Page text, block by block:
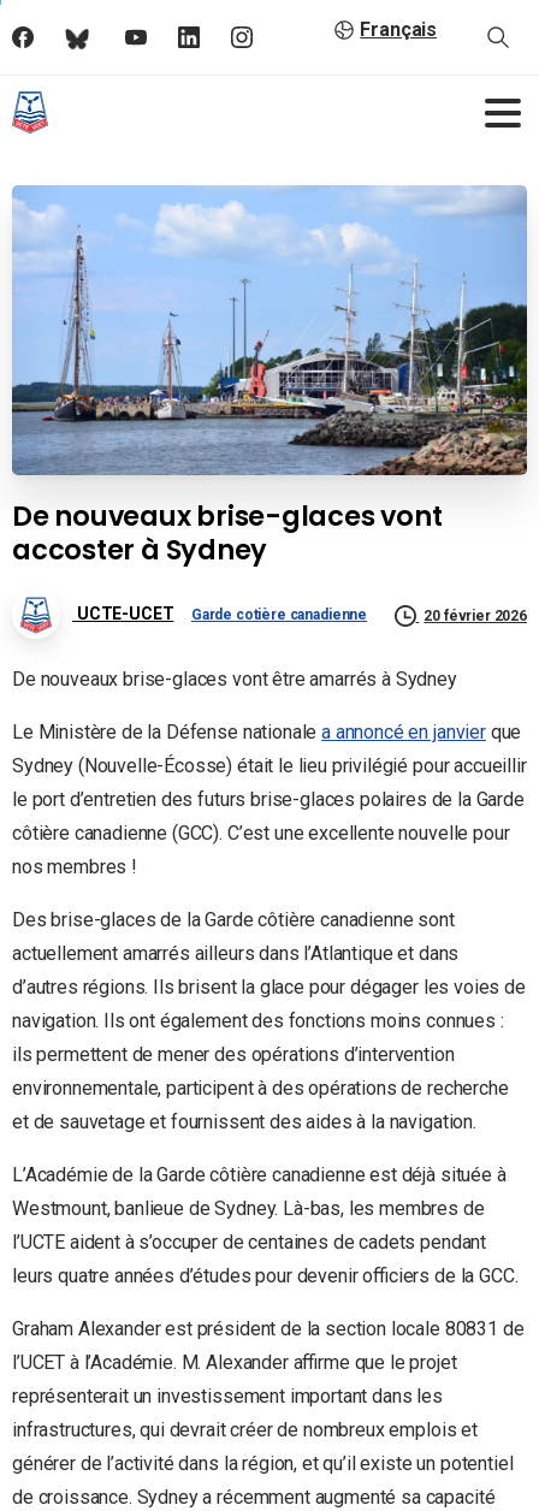
Français
De nouveaux brise-glaces vont
accoster à Sydney
UCTE-UCET Garde cotière canadienne 20 février 2026
De nouveaux brise-glaces vont être amarrés à Sydney
Le Ministère de la Défense nationalea annoncé en janvierque
Sydney (Nouvelle-Écosse) était le lieu privilégié pour accueillir
le port d’entretien des futurs brise-glaces polaires de la Garde
côtière canadienne (GCC). C’est une excellente nouvelle pour
nos membres !
Des brise-glaces de la Garde côtière canadienne sont
actuellement amarrés ailleurs dans l’Atlantique et dans
d’autres régions. Ils brisent la glace pour dégager les voies de
navigation. Ils ont également des fonctions moins connues :
ils permettent de mener des opérations d’intervention
environnementale, participent à des opérations de recherche
et de sauvetage et fournissent des aides à la navigation.
L’Académie de la Garde côtière canadienne est déjà située à
Westmount, banlieue de Sydney. Là-bas, les membres de
l’UCTE aident à s’occuper de centaines de cadets pendant
leurs quatre années d’études pour devenir officiers de la GCC.
Graham Alexander est président de la section locale 80831 de
l’UCET à l’Académie. M. Alexander affirme que le projet
représenterait un investissement important dans les
infrastructures, qui devrait créer de nombreux emplois et
générer de l’activité dans la région, et qu’il existe un potentiel
de croissance. Sydney a récemment augmenté sa capacité